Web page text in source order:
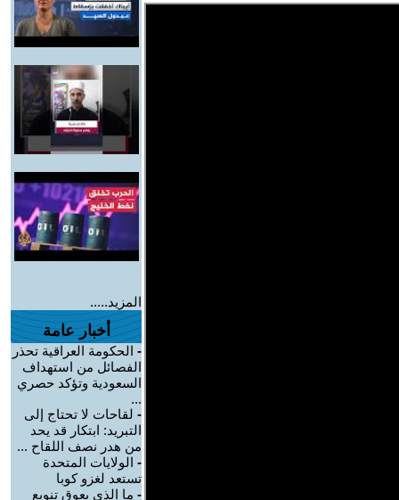
المزيد.....
أخبار عامة
- الحكومة العراقية تحذر
الفصائل من استهداف
السعودية وتؤكد حصري
...
- لقاحات لا تحتاج إلى
التبريد: ابتكار قد يحد
من هدر نصف اللقاح ...
- الولايات المتحدة
تستعد لغزو كوبا
- ما الذي يعوق تنويع